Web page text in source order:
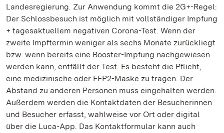
Landesregierung. Zur Anwendung kommt die 2G+-Regel:
Der Schlossbesuch ist möglich mit vollständiger Impfung
+ tagesaktuellem negativen Corona-Test. Wenn der
zweite Impftermin weniger als sechs Monate zurückliegt
bzw. wenn bereits eine Booster-Impfung nachgewiesen
werden kann, entfällt der Test. Es besteht die Pflicht,
eine medizinische oder FFP2-Maske zu tragen. Der
Abstand zu anderen Personen muss eingehalten werden.
Außerdem werden die Kontaktdaten der Besucherinnen
und Besucher erfasst, wahlweise vor Ort oder digital
über die Luca-App. Das Kontaktformular kann auch